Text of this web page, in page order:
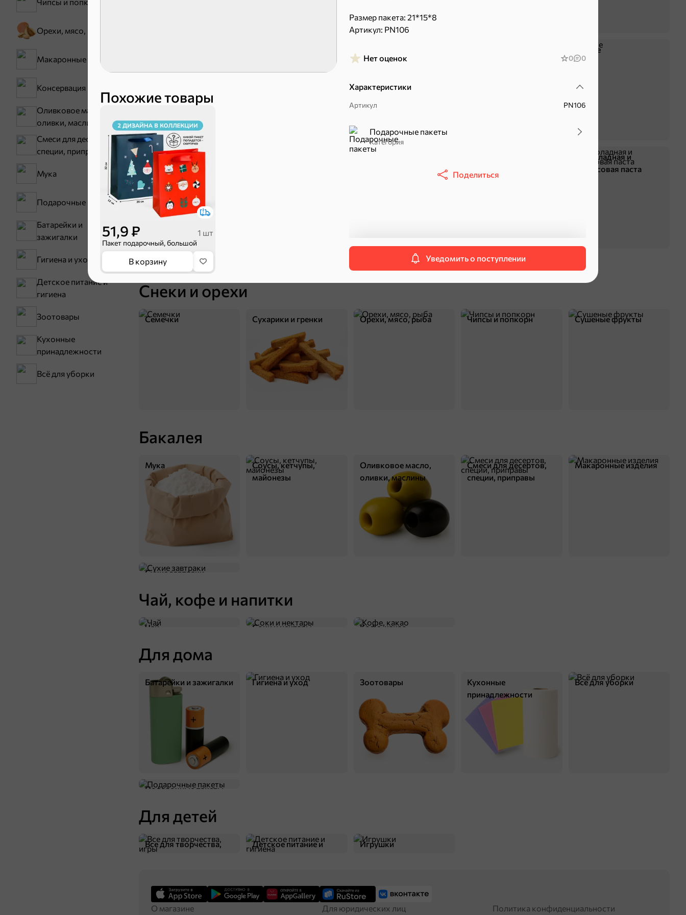
Похожие товары
51,9 ₽ 1 шт
Пакет подарочный, большой
В корзину
Размер пакета: 21*15*8
Артикул: PN106
Нет оценок 0 0
Характеристики
Артикул PN106
Подарочные пакеты
Категория
Поделиться
Уведомить о поступлении
Орехи, мясо, рыба
Макаронные изделия
Консервация
Оливковое масло,
оливки, маслины
Смеси для десертов,
специи, приправы
Мука
Подарочные пакеты
Батарейки и
зажигалки
Гигиена и уход
Детское питание и
гигиена
Зоотовары
Кухонные
принадлежности
Всё для уборки
Драже
Карамель
Шоколадная и
арахисовая паста
Тараллини
Снеки и орехи
Семечки Сухарики и гренки Орехи, мясо, рыба Чипсы и попкорн Сушеные фрукты
Бакалея
Мука
Соусы, кетчупы,
майонезы
Оливковое масло,
оливки, маслины
Смеси для десертов,
специи, приправы
Макаронные изделия
Сухие завтраки
Чай, кофе и напитки
Чай Соки и нектары Кофе, какао
Для дома
Батарейки и зажигалки Гигиена и уход Зоотовары
Кухонные
принадлежности
Всё для уборки
Подарочные пакеты
Для детей
Все для творчества,
игры
Детское питание и
Игрушки
О магазине Для юридических лиц Политика конфиденциальности